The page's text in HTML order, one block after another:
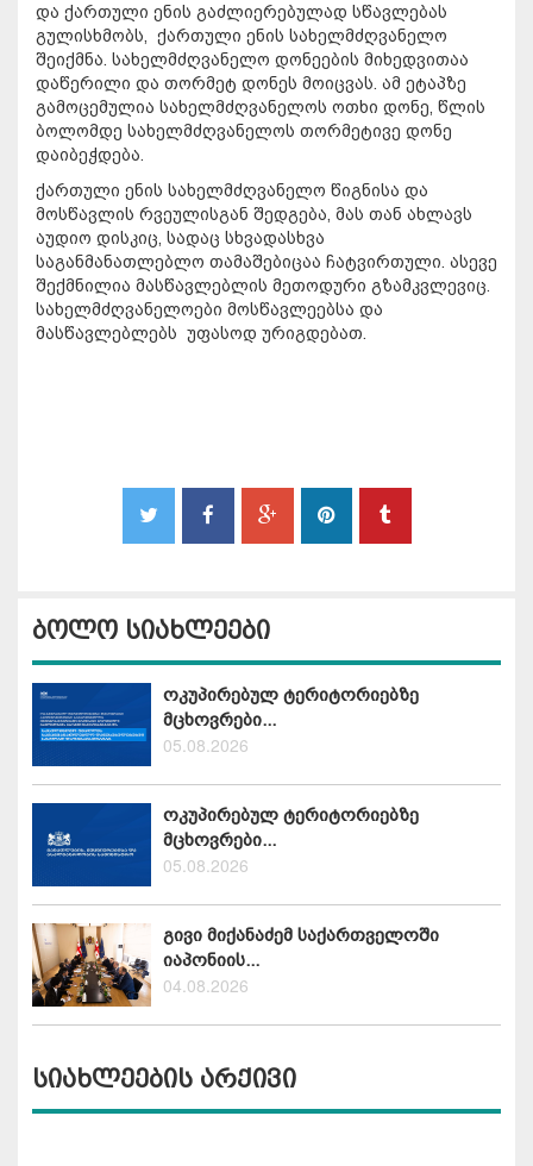
და ქართული ენის გაძლიერებულად სწავლებას
გულისხმობს, ქართული ენის სახელმძღვანელო
შეიქმნა. სახელმძღვანელო დონეების მიხედვითაა
დაწერილი და თორმეტ დონეს მოიცვას. ამ ეტაპზე
გამოცემულია სახელმძღვანელოს ოთხი დონე, წლის
ბოლომდე სახელმძღვანელოს თორმეტივე დონე
დაიბეჭდება.
ქართული ენის სახელმძღვანელო წიგნისა და
მოსწავლის რვეულისგან შედგება, მას თან ახლავს
აუდიო დისკიც, სადაც სხვადასხვა
საგანმანათლებლო თამაშებიცაა ჩატვირთული. ასევე
შექმნილია მასწავლებლის მეთოდური გზამკვლევიც.
სახელმძღვანელოები მოსწავლეებსა და
მასწავლებლებს უფასოდ ურიგდებათ.
ბოლო სიახლეები
ოკუპირებულ ტერიტორიებზე
მცხოვრები...
05.08.2026
ოკუპირებულ ტერიტორიებზე
მცხოვრები...
05.08.2026
გივი მიქანაძემ საქართველოში
იაპონიის...
04.08.2026
სიახლეების არქივი